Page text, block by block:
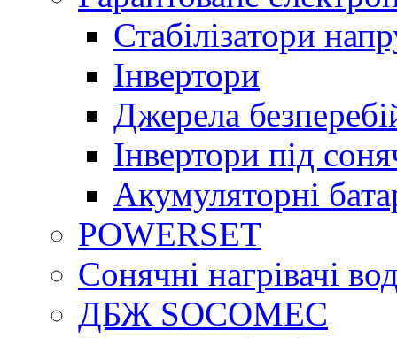
Стабілізатори
Інвертори
Джерела
Інвертори під
Акумуляторні
POWERSET
Сонячні нагрівачі
ДБЖ SOCOMEC